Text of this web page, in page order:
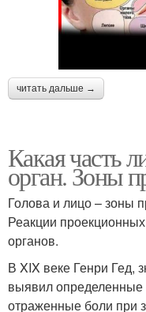
читать дальше →
Какая часть
орган. Зоны
Голова и лицо – зоны
Реакции
органов.
В XIX веке Генри Гед,
выявил определенные
отраженные боли при